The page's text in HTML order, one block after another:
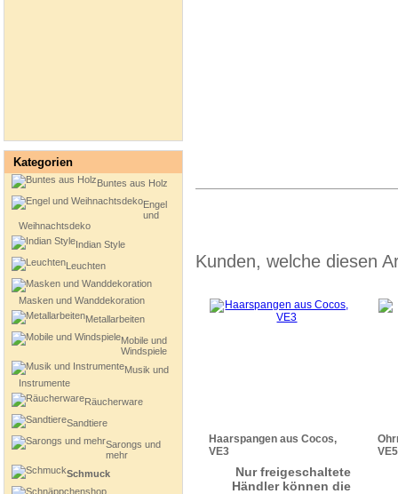
Kunden, welche diesen
Haarspangen aus Cocos,
VE3
Nur freigeschaltete
Händler können die
VE5
Kategorien
Buntes aus Holz
Engel
und
Weihnachtsdeko
Indian Style
Leuchten
Masken und Wanddekoration
Metallarbeiten
Mobile und
Windspiele
Musik und
Instrumente
Räucherware
Sandtiere
Sarongs und
mehr
Schmuck